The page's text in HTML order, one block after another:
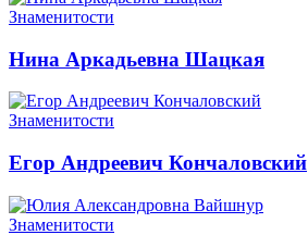
Знаменитости
Нина Аркадьевна Шацкая
Знаменитости
Егор Андреевич Кончаловский
Знаменитости